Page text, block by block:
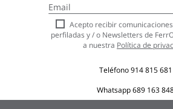
a
nuestro
boletín
de
Acepto recibir
perfiladas y / o Newsletters de
a nuestra Política de
Teléfono914 815 681
Whatsapp689 163